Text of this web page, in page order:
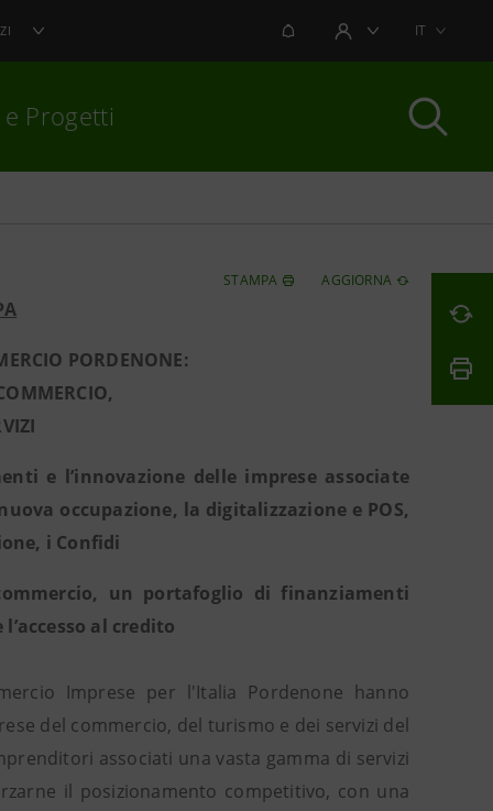
NOTIFICHEAREA UTENTEIT
e Progetti
STAMPA AGGIORNA
PORDENONE:
e l’innovazione delle imprese associate
occupazione, la digitalizzazione e POS,
i Confidi
un portafoglio di finanziamenti
al credito
Imprese per l'Italia Pordenone hanno
del commercio, del turismo e dei servizi del
associati una vasta gamma di servizi
il posizionamento competitivo, con una